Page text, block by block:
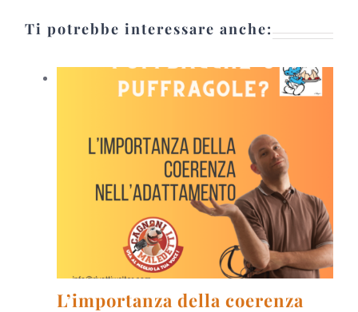
Ti potrebbe interessare anche:
L’importanza della coerenza